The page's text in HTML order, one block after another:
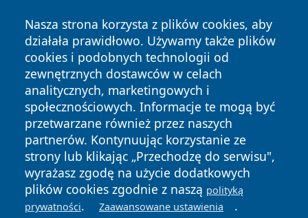
Nasza strona korzysta z plików cookies, aby
działała prawidłowo. Używamy także plików
cookies i podobnych technologii od
zewnętrznych dostawców w celach
analitycznych, marketingowych i
społecznościowych. Informacje te mogą być
przetwarzane również przez naszych
partnerów. Kontynuując korzystanie ze
strony lub klikając „Przechodzę do serwisu",
wyrażasz zgodę na użycie dodatkowych
plików cookies zgodnie z naszą polityką
prywatności. Zaawansowane ustawienia .
Copyright © 2026 24piaseczno.pl Wszystkie prawa
zastrzeżone.
News Autorzy
Polityka
Prywatności
Polityka
Cookies